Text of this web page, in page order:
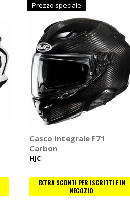
Prezzo speciale
Casco Integrale F71
Carbon
HJC
EXTRA SCONTI PER ISCRITTI E IN
NEGOZIO